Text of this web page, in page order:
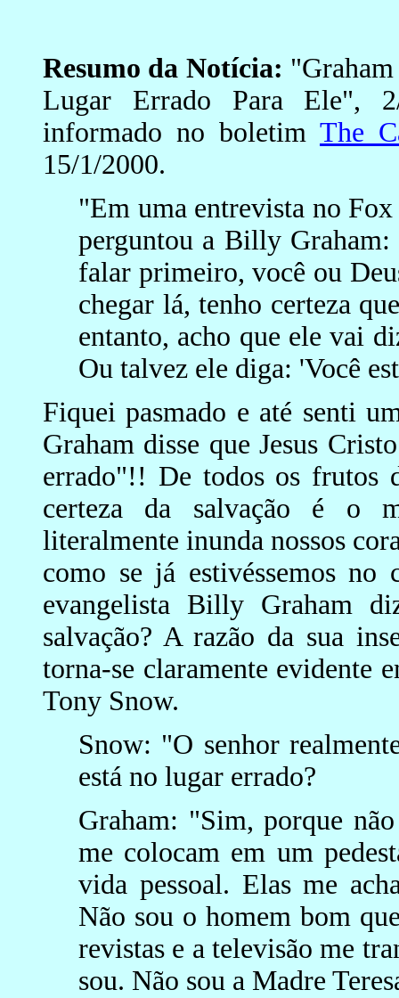
Resumo da Notícia: "Graham
Lugar Errado Para Ele",
informado no boletim The
15/1/2000.
"Em uma entrevista no
perguntou a Billy
falar primeiro, você ou
chegar lá, tenho certeza
entanto, acho que ele vai
Ou talvez ele diga: 'Você
Fiquei pasmado e até senti
Graham disse que Jesus
errado"!! De todos os frutos
certeza da salvação é o
literalmente inunda nossos
como se já estivéssemos
evangelista Billy Graham
salvação? A razão da sua
torna-se claramente evidente
Tony Snow.
Snow: "O senhor
está no lugar errado?
Graham: "Sim, porque
me colocam em um
vida pessoal. Elas me
Não sou o homem bom
revistas e a televisão me
sou. Não sou a Madre